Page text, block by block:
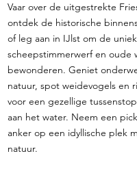
Vaar over de uitgestrekte
ontdek de historische
of leg aan in IJlst om de
scheepstimmerwerf en oude
bewonderen. Geniet
natuur, spot weidevogels en
voor een gezellige
aan het water. Neem een
anker op een idyllische plek
natuur.